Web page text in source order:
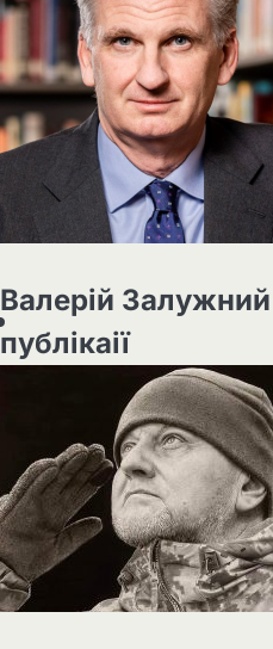
Валерій
публікаії